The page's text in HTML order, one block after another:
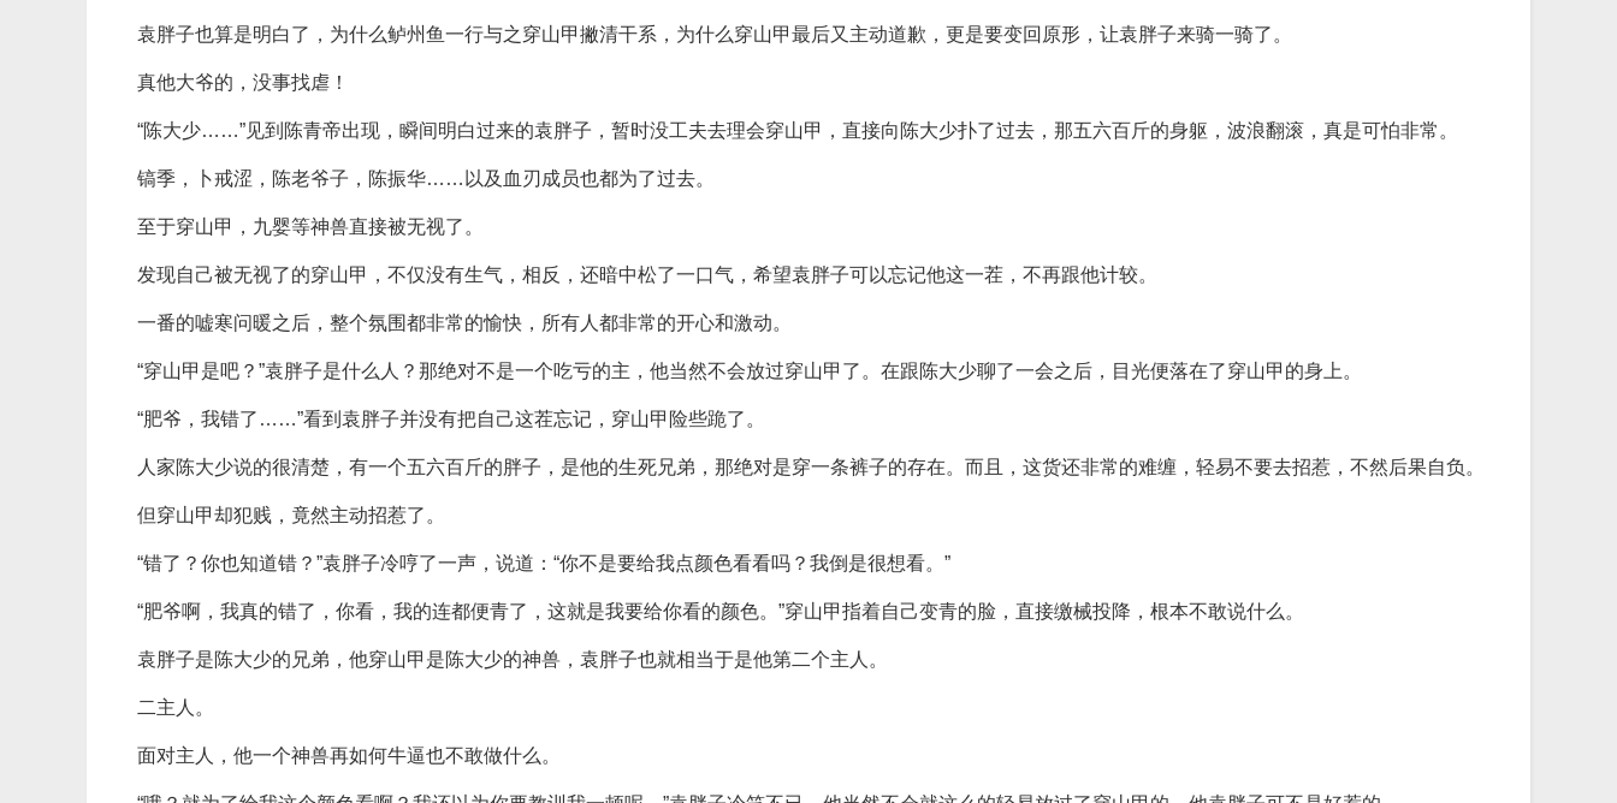
袁胖子也算是明白了，为什么鲈州鱼一行与之穿山甲撇清干系，为什么穿山甲最后又主动道歉，更是要变回原形，让袁胖子来骑一骑了。
真他大爷的，没事找虐！
“陈大少……”见到陈青帝出现，瞬间明白过来的袁胖子，暂时没工夫去理会穿山甲，直接向陈大少扑了过去，那五六百斤的身躯，波浪翻滚，真是可怕非常。
镐季，卜戒涩，陈老爷子，陈振华……以及血刃成员也都为了过去。
至于穿山甲，九婴等神兽直接被无视了。
发现自己被无视了的穿山甲，不仅没有生气，相反，还暗中松了一口气，希望袁胖子可以忘记他这一茬，不再跟他计较。
一番的嘘寒问暖之后，整个氛围都非常的愉快，所有人都非常的开心和激动。
“穿山甲是吧？”袁胖子是什么人？那绝对不是一个吃亏的主，他当然不会放过穿山甲了。在跟陈大少聊了一会之后，目光便落在了穿山甲的身上。
“肥爷，我错了……”看到袁胖子并没有把自己这茬忘记，穿山甲险些跪了。
人家陈大少说的很清楚，有一个五六百斤的胖子，是他的生死兄弟，那绝对是穿一条裤子的存在。而且，这货还非常的难缠，轻易不要去招惹，不然后果自负。
但穿山甲却犯贱，竟然主动招惹了。
“错了？你也知道错？”袁胖子冷哼了一声，说道：“你不是要给我点颜色看看吗？我倒是很想看。”
“肥爷啊，我真的错了，你看，我的连都便青了，这就是我要给你看的颜色。”穿山甲指着自己变青的脸，直接缴械投降，根本不敢说什么。
袁胖子是陈大少的兄弟，他穿山甲是陈大少的神兽，袁胖子也就相当于是他第二个主人。
二主人。
面对主人，他一个神兽再如何牛逼也不敢做什么。